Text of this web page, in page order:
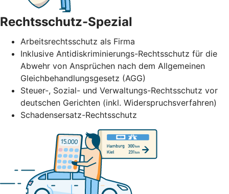
Rechtsschutz-Spezial
Arbeitsrechtsschutz als Firma
Inklusive Antidiskriminierungs-Rechtsschutz für die
Abwehr von Ansprüchen nach dem Allgemeinen
Gleichbehandlungsgesetz (AGG)
Steuer-, Sozial- und Verwaltungs-Rechtsschutz vor
deutschen Gerichten (inkl. Widerspruchsverfahren)
Schadensersatz-Rechtsschutz